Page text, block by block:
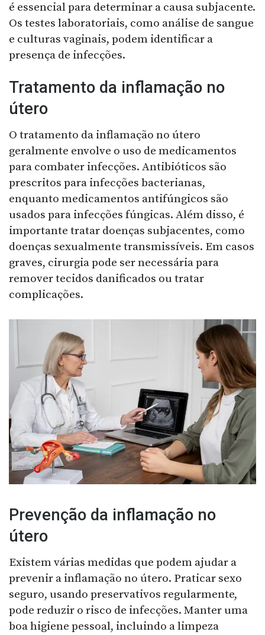
é essencial para determinar a causa subjacente.
Os testes laboratoriais, como análise de sangue
e culturas vaginais, podem identificar a
presença de infecções.
Tratamento da inflamação no
útero
O tratamento da inflamação no útero
geralmente envolve o uso de medicamentos
para combater infecções. Antibióticos são
prescritos para infecções bacterianas,
enquanto medicamentos antifúngicos são
usados para infecções fúngicas. Além disso, é
importante tratar doenças subjacentes, como
doenças sexualmente transmissíveis. Em casos
graves, cirurgia pode ser necessária para
remover tecidos danificados ou tratar
complicações.
Prevenção da inflamação no
útero
Existem várias medidas que podem ajudar a
prevenir a inflamação no útero. Praticar sexo
seguro, usando preservativos regularmente,
pode reduzir o risco de infecções. Manter uma
boa higiene pessoal, incluindo a limpeza